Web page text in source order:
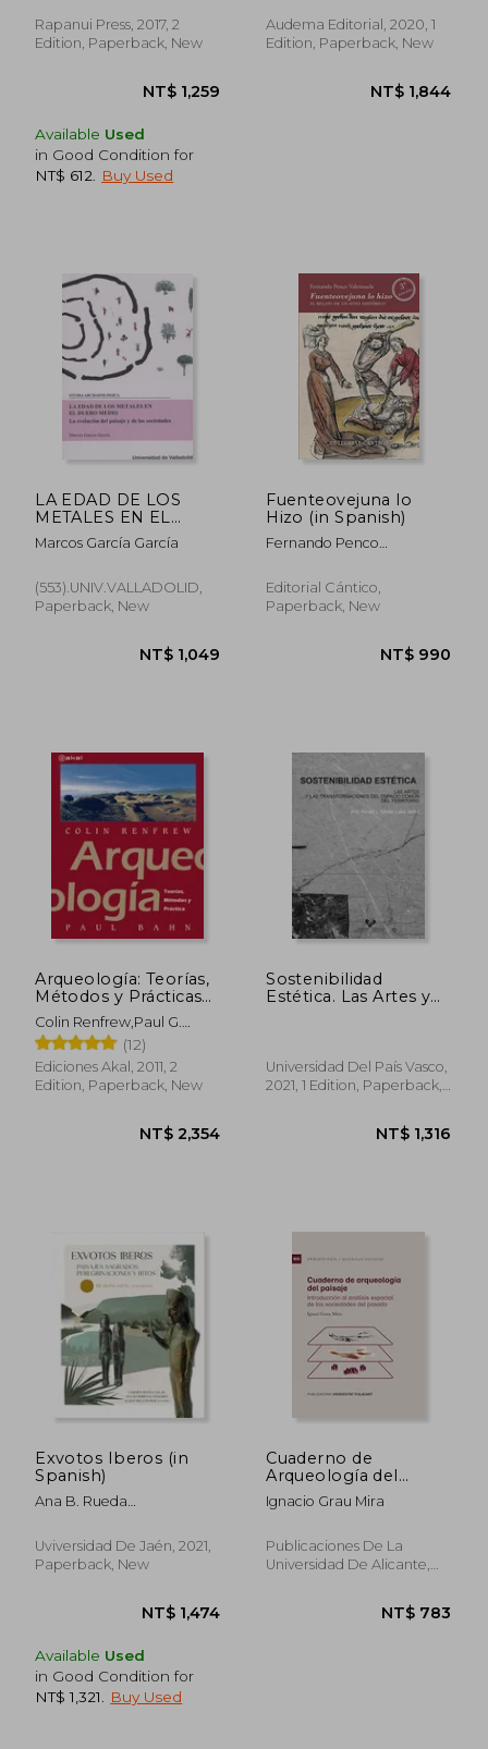
Rapanui Press, 2017, 2
Edition, Paperback, New
NT$ 1,259
Available Used
in Good Condition for
NT$ 612
Buy Used
en Castilla - la
Mancha (in Spanish)
Audema Editorial, 2020, 1
Edition, Paperback, New
NT$
LA EDAD DE LOS
METALES EN EL
DUERO MEDIO
NÂº102 (in Spanish)
Marcos García García
(553).UNIV.VALLADOLID,
Paperback, New
NT$ 1,049
Fuenteovejuna lo
Hizo (in Spanish)
Fernando Penco
Editorial Cántico,
Paperback, New
Arqueología: Teorías,
Métodos y Prácticas
(in Spanish)
Colin Renfrew,Paul G.
Bahn
(12)
Ediciones Akal, 2011, 2
Edition, Paperback, New
Sostenibilidad
Estética. Las Artes y
(in Spanish)
Universidad Del País Vasco,
2021, 1 Edition, Paperback,
Exvotos Iberos (in
Spanish)
Ana B. Rueda
Herranz S&Aacute;Nchez
Uviversidad De Jaén, 2021,
Paperback, New
Available Used
in Good Condition for
NT$ 1,321
Buy Used
Cuaderno de
Arqueología del
Paisaje: Introducción
al Análisis Espacial de
Pasado (Materiales
Docentes) (in
Ignacio Grau Mira
Publicaciones De La
Universidad De Alicante,